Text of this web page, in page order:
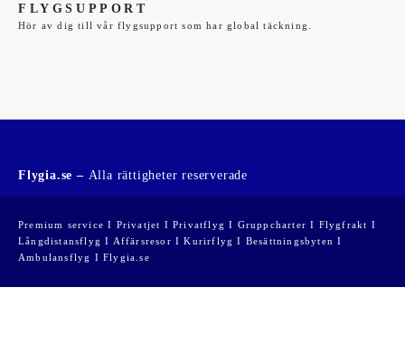
FLYGSUPPORT
Hör av dig till vår flygsupport som har global täckning.
Flygia.se – Alla rättigheter reserverade
Premium service I Privatjet I Privatflyg I Gruppcharter I Flygfrakt I
Långdistansflyg I Affärsresor I Kurirflyg I Besättningsbyten I
Ambulansflyg I Flygia.se